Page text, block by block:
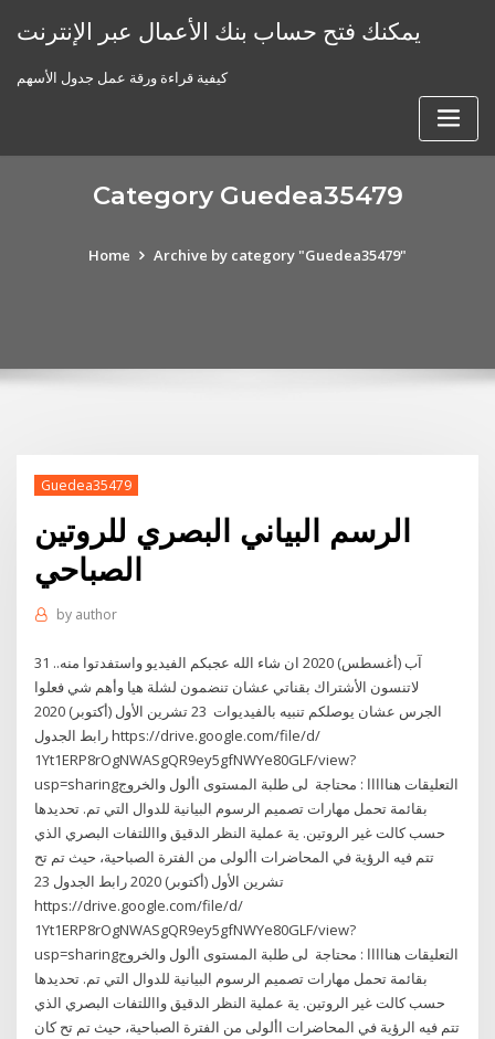
يمكنك فتح حساب بنك الأعمال عبر الإنترنت
كيفية قراءة ورقة عمل جدول الأسهم
Category Guedea35479
Home Archive by category "Guedea35479"
Guedea35479
الرسم البياني البصري للروتين
الصباحي
by author
31 آب (أغسطس) 2020 ان شاء الله عجبكم الفيديو واستفدتوا منه..
لاتنسون الأشتراك بقناتي عشان تنضمون لشلة هيا وأهم شي فعلوا
الجرس عشان يوصلكم تنبيه بالفيديوات 23 تشرين الأول (أكتوبر) 2020
رابط الجدول https://drive.google.com/file/d/
1Yt1ERP8rOgNWASgQR9ey5gfNWYe80GLF/view?
usp=sharingالتعليقات هنااااا : محتاجة لى طلبة المستوى األول والخروج
بقائمة تحمل مهارات تصميم الرسوم البيانية للدوال التي تم. تحديدها
حسب كالت غير الروتين. ية عملية النظر الدقيق وااللتفات البصري الذي
تتم فيه الرؤية في المحاضرات األولى من الفترة الصباحية، حيث تم تح
23 تشرين الأول (أكتوبر) 2020 رابط الجدول
https://drive.google.com/file/d/
1Yt1ERP8rOgNWASgQR9ey5gfNWYe80GLF/view?
usp=sharingالتعليقات هنااااا : محتاجة لى طلبة المستوى األول والخروج
بقائمة تحمل مهارات تصميم الرسوم البيانية للدوال التي تم. تحديدها
حسب كالت غير الروتين. ية عملية النظر الدقيق وااللتفات البصري الذي
تتم فيه الرؤية في المحاضرات األولى من الفترة الصباحية، حيث تم تح كان